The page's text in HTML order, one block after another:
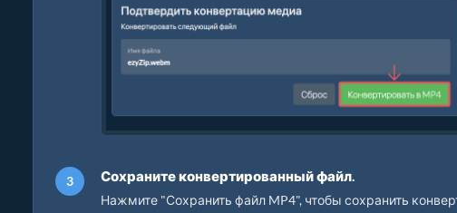
Сохраните конвертированный файл.
Нажмите "Сохранить файл MP4", чтобы сохранить